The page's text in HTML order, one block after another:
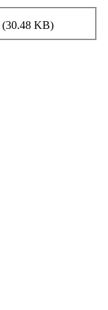
(30.48 KB)